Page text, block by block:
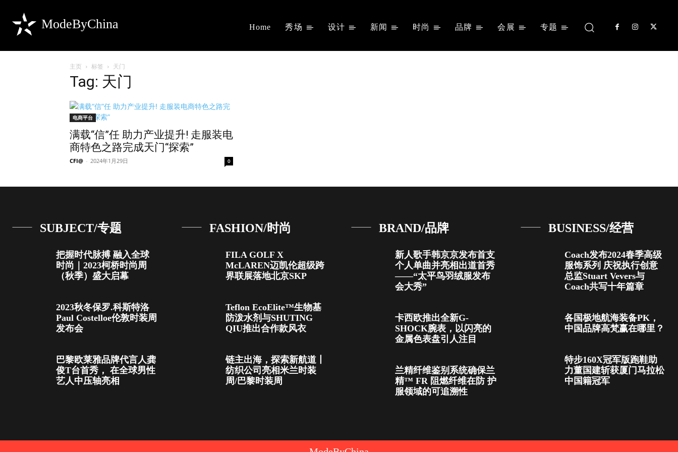
ModeByChina Home 秀场 设计 新闻 时尚 品牌 会展 专题
主页 标签 天门
Tag: 天门
电商平台
满载“信”任 助力产业提升! 走服装电
商特色之路完成天门“探索”
CFI@ - 2024年1月29日 0
SUBJECT/专题
把握时代脉搏 融入全球
时尚｜2023柯桥时尚周
（秋季）盛大启幕
2023秋冬保罗.科斯特洛
Paul Costelloe伦敦时装周
发布会
巴黎欧莱雅品牌代言人龚
俊T台首秀， 在全球男性
艺人中压轴亮相
FASHION/时尚
FILA GOLF X
McLAREN迈凯伦超级跨
界联展落地北京SKP
Teflon EcoElite™生物基
防泼水剂与SHUTING
QIU推出合作款风衣
链主出海，探索新航道丨
纺织公司亮相米兰时装
周/巴黎时装周
BRAND/品牌
新人歌手韩京京发布首支
个人单曲并亮相出道首秀
——“太平鸟羽绒服发布
会大秀”
卡西欧推出全新G-
SHOCK腕表，以闪亮的
金属色表盘引人注目
兰精纤维鉴别系统确保兰
精™ FR 阻燃纤维在防 护
服领域的可追溯性
BUSINESS/经营
Coach发布2024春季高级
服饰系列 庆祝执行创意
总监Stuart Vevers与
Coach共写十年篇章
各国极地航海装备PK，
中国品牌高梵赢在哪里？
特步160X冠军版跑鞋助
力董国建斩获厦门马拉松
中国籍冠军